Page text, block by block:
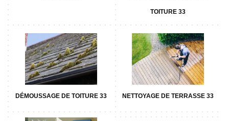
TOITURE 33
DÉMOUSSAGE DE TOITURE 33 NETTOYAGE DE TERRASSE 33